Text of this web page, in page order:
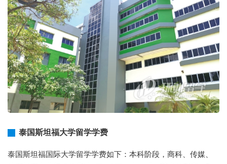
泰国斯坦福大学留学学费
泰国斯坦福国际大学留学学费如下：本科阶段，商科、传媒、